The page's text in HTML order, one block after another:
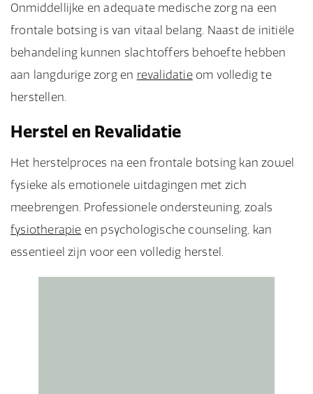
Onmiddellijke en adequate medische zorg na een
frontale botsing is van vitaal belang. Naast de initiële
behandeling kunnen slachtoffers behoefte hebben
aan langdurige zorg en revalidatieom volledig te
herstellen.
Herstel en Revalidatie
Het herstelproces na een frontale botsing kan zowel
fysieke als emotionele uitdagingen met zich
meebrengen. Professionele ondersteuning, zoals
fysiotherapie en psychologische counseling, kan
essentieel zijn voor een volledig herstel.